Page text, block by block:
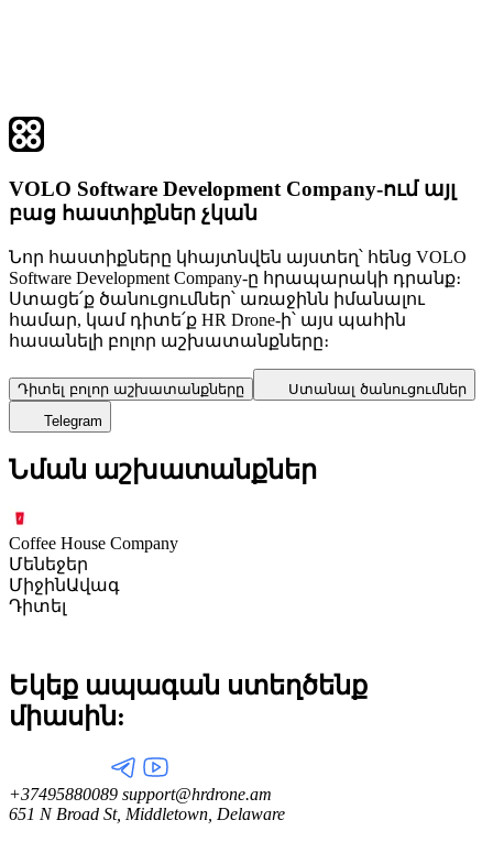
VOLO Software Development Company-ում այլ
բաց հաստիքներ չկան
Նոր հաստիքները կհայտնվեն այստեղ՝ հենց VOLO
Software Development Company-ը հրապարակի դրանք։
Ստացե՛ք ծանուցումներ՝ առաջինն իմանալու
համար, կամ դիտե՛ք HR Drone-ի՝ այս պահին
հասանելի բոլոր աշխատանքները։
Դիտել բոլոր աշխատանքները
Ստանալ ծանուցումներ
Telegram
Նման աշխատանքներ
Coffee House Company
Մենեջեր
ՄիջինԱվագ
Դիտել
Եկեք ապագան ստեղծենք
միասին:
+37495880089 support@hrdrone.am
651 N Broad St, Middletown, Delaware